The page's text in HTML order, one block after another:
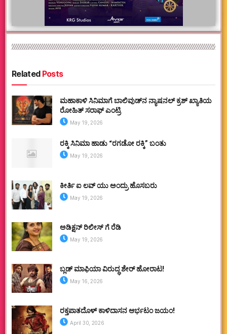
RelatedPosts
ಮಹಾಕಾಳಿ ಸಿನಿಮಾಗೆ ಬಾಲಿವುಡ್‌ನ ನ್ಯಾಷನಲ್ ಕ್ರಶ್ ಖ್ಯಾತಿಯ
ರೋಹಿತ್ ಸರಾಫ್ ಎಂಟ್ರಿ
May 19, 2026
ರಕ್ಕಿ ಸಿನಿಮಾ ಹಾಡು “ರಗಡೋ ರಕ್ಕಿ” ಬಂತು
May 19, 2026
ಕೀರ್ತಿ ಐ ಲವ್ ಯು ಅಂದ್ರು ಹೊಸಬರು
May 19, 2026
ಅಡಿಕ್ಷನ್ ರಿಲೀಸ್ ಗೆ ರೆಡಿ
May 19, 2026
ಬ್ಲಡ್ ಮಾಫಿಯಾ ವಿರುದ್ಧ ಶೇರ್ ಹೋರಾಟ!
May 16, 2026
ರಕ್ತಪಾತದೊಳ್ ಕಾಳಿದಾಸನ ಆರ್ಭಟಂ ಜಯಂ!
April 30, 2026